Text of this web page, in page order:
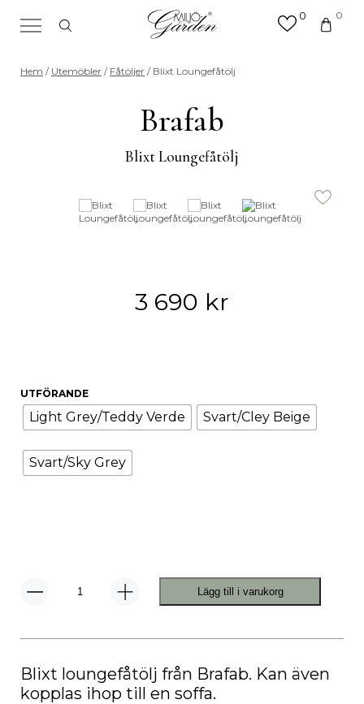
0 0
Sök efter valfri produkt eller
kategori
Hem / Utemöbler / Fåtöljer / Blixt Loungefåtölj
Brafab
Blixt Loungefåtölj
3 690 kr
UTFÖRANDE
Light Grey/Teddy Verde Svart/Cley Beige
Svart/Sky Grey
Blixt
Lägg till i varukorg
Blixt loungefåtölj från Brafab. Kan även
kopplas ihop till en soffa.